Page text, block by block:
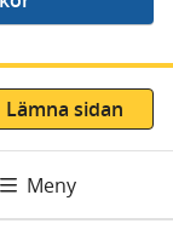
Lämna sidan
Meny